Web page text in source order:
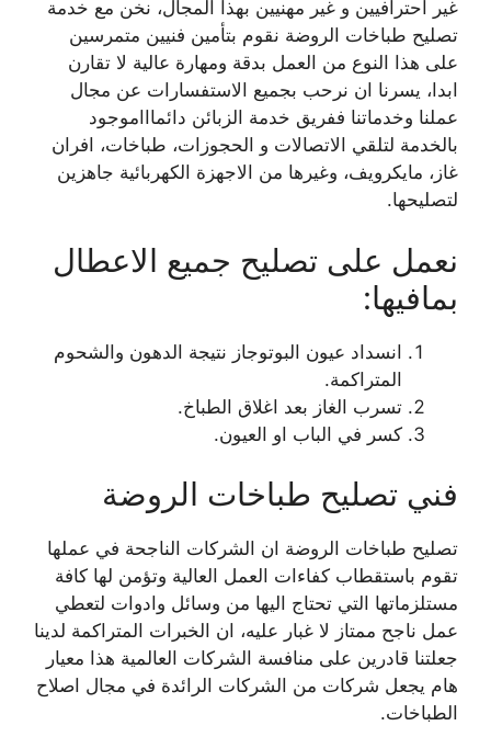
غير احترافيين و غير مهنيين بهذا المجال، نخن مع خدمة
تصليح طباخات الروضة نقوم بتأمين فنيين متمرسين
على هذا النوع من العمل بدقة ومهارة عالية لا تقارن
ابدا، يسرنا ان نرحب بجميع الاستفسارات عن مجال
عملنا وخدماتنا ففريق خدمة الزبائن دائماااموجود
بالخدمة لتلقي الاتصالات و الحجوزات، طباخات، افران
غاز، مايكرويف، وغيرها من الاجهزة الكهربائية جاهزين
لتصليحها.
نعمل على تصليح جميع الاعطال
بمافيها:
انسداد عيون البوتوجاز نتيجة الدهون والشحوم
المتراكمة.
تسرب الغاز بعد اغلاق الطباخ.
كسر في الباب او العيون.
فني تصليح طباخات الروضة
تصليح طباخات الروضة ان الشركات الناجحة في عملها
تقوم باستقطاب كفاءات العمل العالية وتؤمن لها كافة
مستلزماتها التي تحتاج اليها من وسائل وادوات لتعطي
عمل ناجح ممتاز لا غبار عليه، ان الخبرات المتراكمة لدينا
جعلتنا قادرين على منافسة الشركات العالمية هذا معيار
هام يجعل شركات من الشركات الرائدة في مجال اصلاح
الطباخات.